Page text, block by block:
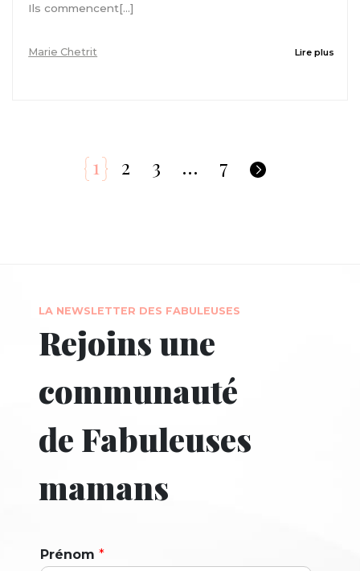
Ils commencent[...]
Marie Chetrit Lire plus
1 2 3 … 7
LA NEWSLETTER DES FABULEUSES
Rejoins une
communauté
de Fabuleuses
mamans
Prénom *